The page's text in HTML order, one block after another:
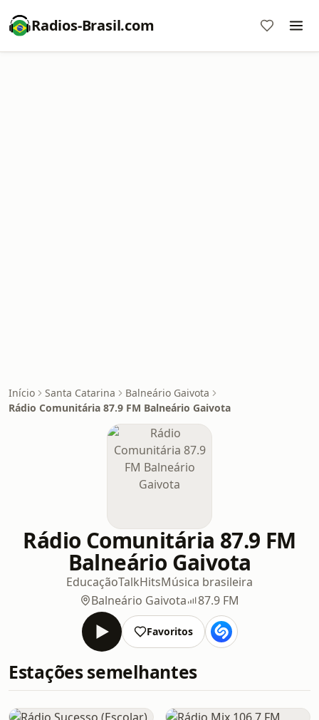
Radios-Brasil.com
Início Santa Catarina
Balneário Gaivota
Rádio Comunitária 87.9 FM Balneário Gaivota
Rádio Comunitária 87.9 FM
Balneário Gaivota
EducaçãoTalkHitsMúsica brasileira
Balneário Gaivota
87.9 FM
Favoritos
Estações semelhantes